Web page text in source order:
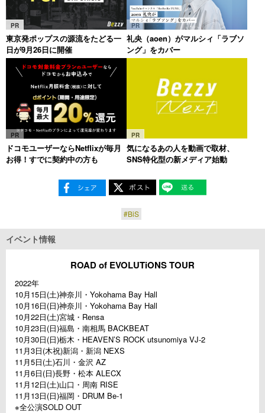
PR
東京発ポップスの源流をたどる一
日が9月26日に開催
PR
礼央（aoen）がマルシィ「ラブソ
ング」をカバー
PR
ドコモユーザーならNetflixが毎月
お得！すでに契約中の方も
PR
気になるあの人を動画で取材、
SNS特化型の新メディア始動
#BiS
イベント情報
ROAD of EVOLUTiONS TOUR
2022年
10月15日(土)神奈川・Yokohama Bay Hall
10月16日(日)神奈川・Yokohama Bay Hall
10月22日(土)宮城・Rensa
10月23日(日)福島・南相馬 BACKBEAT
10月30日(日)栃木・HEAVEN’S ROCK utsunomiya VJ-2
11月3日(木祝)新潟・新潟 NEXS
11月5日(土)石川・金沢 AZ
11月6日(日)長野・松本 ALECX
11月12日(土)山口・周南 RISE
11月13日(日)福岡・DRUM Be-1
※全公演SOLD OUT